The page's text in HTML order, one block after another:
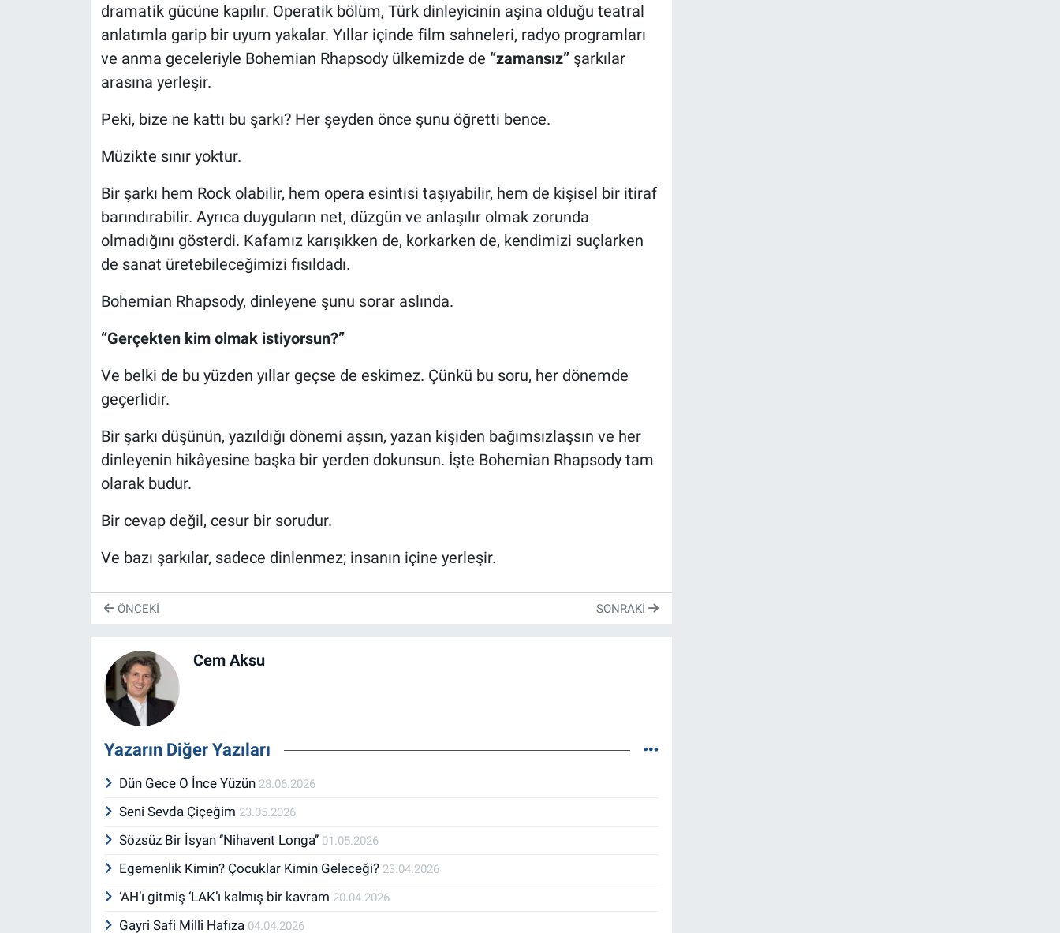
dramatik gücüne kapılır. Operatik bölüm, Türk dinleyicinin aşina olduğu teatral
anlatımla garip bir uyum yakalar. Yıllar içinde film sahneleri, radyo programları
ve anma geceleriyle Bohemian Rhapsody ülkemizde de “zamansız”şarkılar
arasına yerleşir.
Peki, bize ne kattı bu şarkı? Her şeyden önce şunu öğretti bence.
Müzikte sınır yoktur.
Bir şarkı hem Rock olabilir, hem opera esintisi taşıyabilir, hem de kişisel bir itiraf
barındırabilir. Ayrıca duyguların net, düzgün ve anlaşılır olmak zorunda
olmadığını gösterdi. Kafamız karışıkken de, korkarken de, kendimizi suçlarken
de sanat üretebileceğimizi fısıldadı.
Bohemian Rhapsody, dinleyene şunu sorar aslında.
“Gerçekten kim olmak istiyorsun?”
Ve belki de bu yüzden yıllar geçse de eskimez. Çünkü bu soru, her dönemde
geçerlidir.
Bir şarkı düşünün, yazıldığı dönemi aşsın, yazan kişiden bağımsızlaşsın ve her
dinleyenin hikâyesine başka bir yerden dokunsun. İşte Bohemian Rhapsody tam
olarak budur.
Bir cevap değil, cesur bir sorudur.
Ve bazı şarkılar, sadece dinlenmez; insanın içine yerleşir.
ÖNCEKI SONRAKI
Cem Aksu
Yazarın Diğer Yazıları
Dün Gece O İnce Yüzün 28.06.2026
Seni Sevda Çiçeğim 23.05.2026
Sözsüz Bir İsyan ‘’Nihavent Longa’’ 01.05.2026
Egemenlik Kimin? Çocuklar Kimin Geleceği? 23.04.2026
‘AH’ı gitmiş ‘LAK’ı kalmış bir kavram 20.04.2026
Gayri Safi Milli Hafıza 04.04.2026